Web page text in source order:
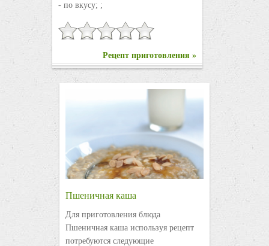
- по вкусу; ;
Рецепт приготовления »
Пшеничная каша
Для приготовления блюда
Пшеничная каша используя рецепт
потребуются следующие